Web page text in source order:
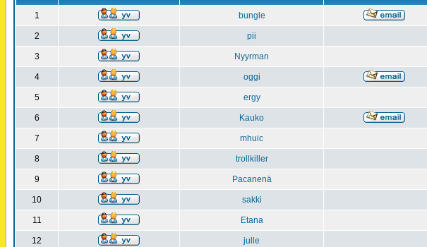
1 bungle
2 pii
3 Nyyrman
4 oggi
5 ergy
6 Kauko
7 mhuic
8 trollkiller
9 Pacanenä
10 sakki
11 Etana
12 julle